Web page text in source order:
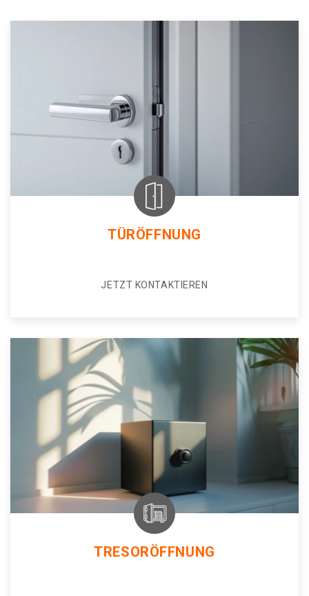
TÜRÖFFNUNG
JETZT KONTAKTIEREN
TRESORÖFFNUNG